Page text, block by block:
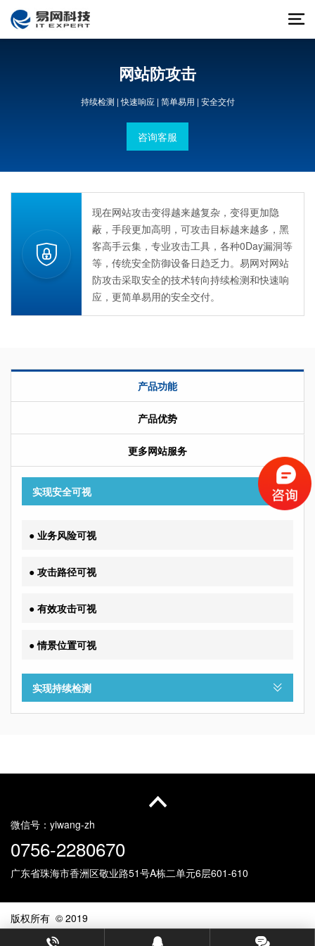
网站防攻击
持续检测 | 快速响应 | 简单易用 | 安全交付
咨询客服
现在网站攻击变得越来越复杂，变得更加隐
蔽，手段更加高明，可攻击目标越来越多，黑
客高手云集，专业攻击工具，各种0Day漏洞等
等，传统安全防御设备日趋乏力。易网对网站
防攻击采取安全的技术转向持续检测和快速响
应，更简单易用的安全交付。
产品功能
产品优势
更多网站服务
实现安全可视
● 业务风险可视
● 攻击路径可视
● 有效攻击可视
● 情景位置可视
实现持续检测
微信号： yiwang-zh
0756-2280670
广东省珠海市香洲区敬业路51号A栋二单元6层601-610
版权所有 © 2019
珠海市易网信息科技有限公司
©粤ICP备08000052号